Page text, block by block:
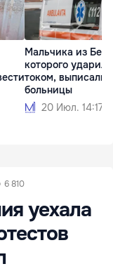
Мальчика из
которого ударило
током, выписали
больницы
20 Июл. 14:17
6 810
уехала